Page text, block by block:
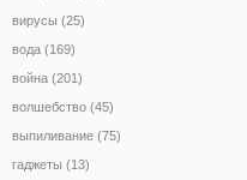
вирусы (25)
вода (169)
война (201)
волшебство (45)
выпиливание (75)
гаджеты (13)